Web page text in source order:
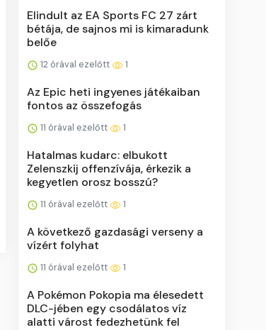
Elindult az EA Sports FC 27 zárt
bétája, de sajnos mi is kimaradunk
belőe
12 órával ezelőtt 1
Az Epic heti ingyenes játékaiban
fontos az összefogás
11 órával ezelőtt 1
Hatalmas kudarc: elbukott
Zelenszkij offenzívája, érkezik a
kegyetlen orosz bosszú?
11 órával ezelőtt 1
A következő gazdasági verseny a
vízért folyhat
11 órával ezelőtt 1
A Pokémon Pokopia ma élesedett
DLC-jében egy csodálatos víz
alatti várost fedezhetünk fel